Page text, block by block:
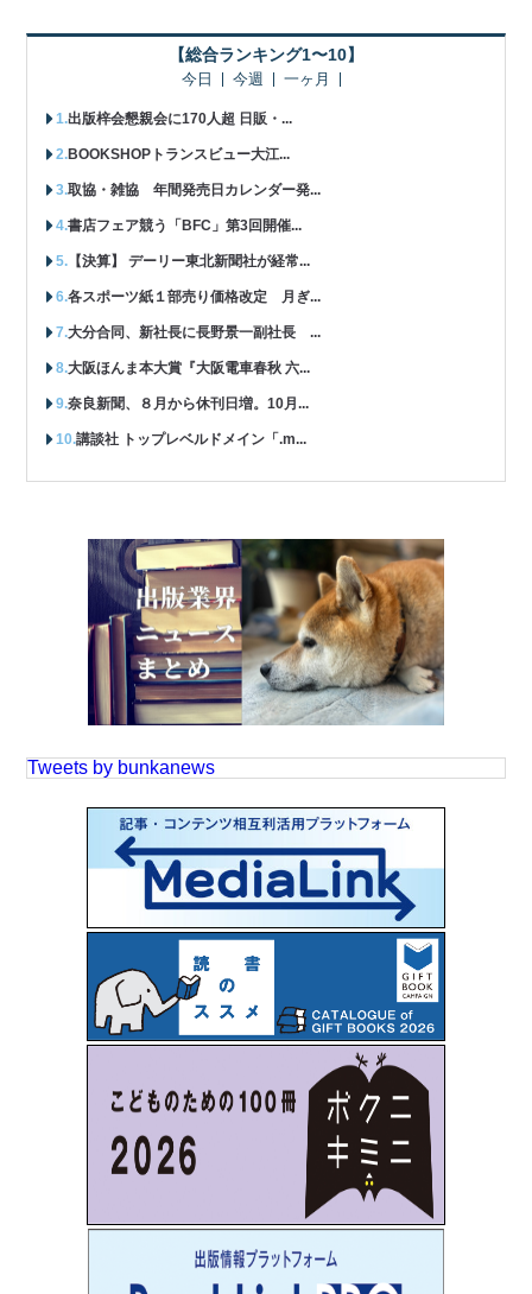
【総合ランキング1〜10】
今日 今週 一ヶ月
出版梓会懇親会に170人超 日販・...
BOOKSHOPトランスビュー大江...
取協・雑協 年間発売日カレンダー発...
書店フェア競う「BFC」第3回開催...
【決算】 デーリー東北新聞社が経常...
各スポーツ紙１部売り価格改定 月ぎ...
大分合同、新社長に長野景一副社長 ...
大阪ほんま本大賞『大阪電車春秋 六...
奈良新聞、８月から休刊日増。10月...
講談社 トップレベルドメイン「.m...
Tweets by bunkanews